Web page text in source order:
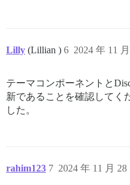
Lilly (Lillian ) 2024 年 11
6
テーマコンポーネントと
新であることを確認してく
した。
rahim123 2024 年 11 月
7